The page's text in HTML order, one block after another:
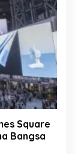
Square
Bangsa